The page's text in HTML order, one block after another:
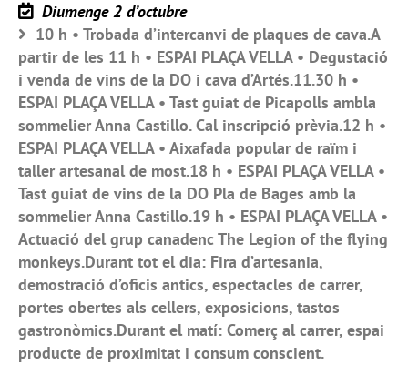
Diumenge 2 d’octubre
10 h • Trobada d’intercanvi de plaques de cava.A
partir de les 11 h • ESPAI PLAÇA VELLA • Degustació
i venda de vins de la DO i cava d’Artés.11.30 h •
ESPAI PLAÇA VELLA • Tast guiat de Picapolls ambla
sommelier Anna Castillo. Cal inscripció prèvia.12 h •
ESPAI PLAÇA VELLA • Aixafada popular de raïm i
taller artesanal de most.18 h • ESPAI PLAÇA VELLA •
Tast guiat de vins de la DO Pla de Bages amb la
sommelier Anna Castillo.19 h • ESPAI PLAÇA VELLA •
Actuació del grup canadenc The Legion of the flying
monkeys.Durant tot el dia: Fira d’artesania,
demostració d’oficis antics, espectacles de carrer,
portes obertes als cellers, exposicions, tastos
gastronòmics.Durant el matí: Comerç al carrer, espai
producte de proximitat i consum conscient.